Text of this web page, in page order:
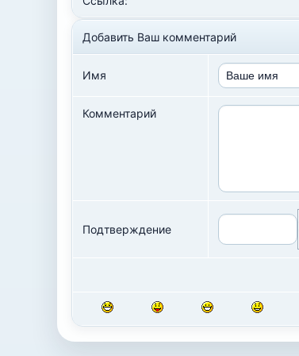
Добавить Ваш комментарий
Имя
Комментарий
Подтверждение